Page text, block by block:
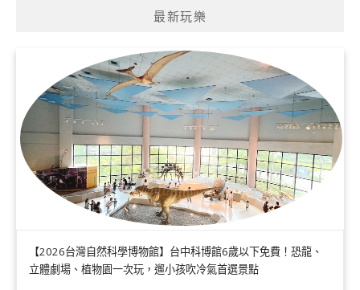
最新玩樂
【2026台灣自然科學博物館】台中科博館6歲以下免費！恐龍、
立體劇場、植物園一次玩，遛小孩吹冷氣首選景點